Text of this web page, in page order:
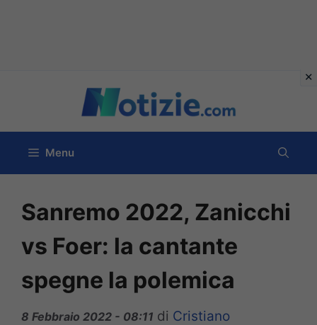
contenuto
Menu
Sanremo 2022, Zanicchi
vs Foer: la cantante
spegne la polemica
8 Febbraio 2022 - 08:11 di Cristiano